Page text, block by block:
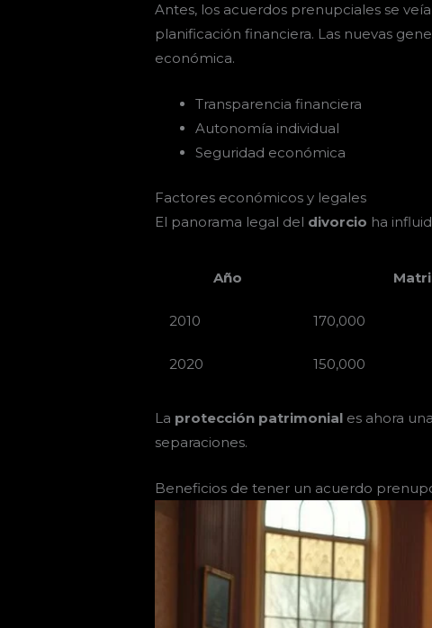
Antes, los acuerdos prenupciales se
planificación financiera. Las nuevas
económica.
Transparencia financiera
Autonomía individual
Seguridad económica
Factores económicos y legales
El panorama legal del divorcio ha
Año
2010 170,000
2020 150,000
La protección patrimonial es ahora
separaciones.
Beneficios de tener un acuerdo